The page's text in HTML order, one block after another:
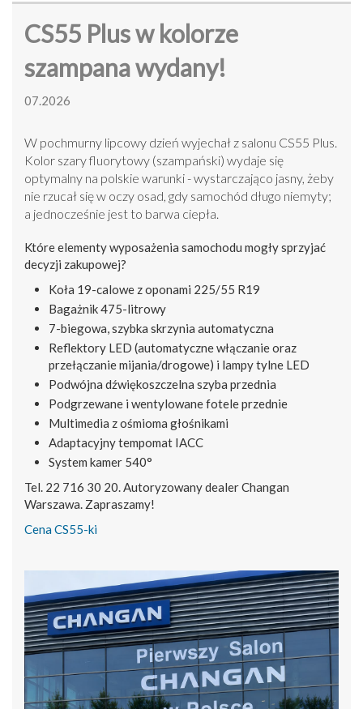
CS55 Plus w kolorze
szampana wydany!
07.2026
W pochmurny lipcowy dzień wyjechał z salonu CS55 Plus.
Kolor szary fluorytowy (szampański) wydaje się
optymalny na polskie warunki - wystarczająco jasny, żeby
nie rzucał się w oczy osad, gdy samochód długo niemyty;
a jednocześnie jest to barwa ciepła.
Które elementy wyposażenia samochodu mogły sprzyjać
decyzji zakupowej?
Koła 19-calowe z oponami 225/55 R19
Bagażnik 475-litrowy
7-biegowa, szybka skrzynia automatyczna
Reflektory LED (automatyczne włączanie oraz
przełączanie mijania/drogowe) i lampy tylne LED
Podwójna dźwiękoszczelna szyba przednia
Podgrzewane i wentylowane fotele przednie
Multimedia z ośmioma głośnikami
Adaptacyjny tempomat IACC
System kamer 540°
Tel. 22 716 30 20. Autoryzowany dealer Changan
Warszawa. Zapraszamy!
Cena CS55-ki